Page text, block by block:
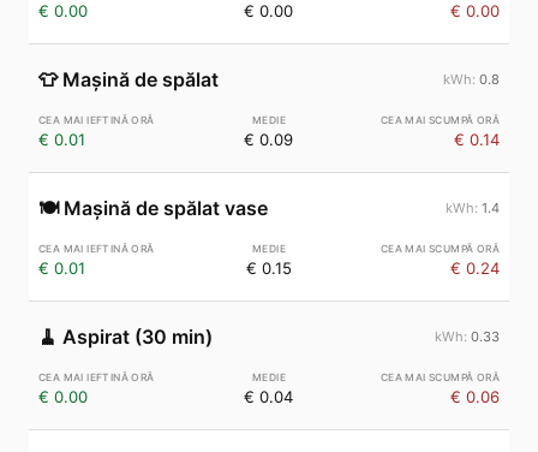
€ 0.00 € 0.00 € 0.00
👕 Mașină de spălat 0.8
€ 0.01 € 0.09 € 0.14
🍽️ Mașină de spălat vase 1.4
€ 0.01 € 0.15 € 0.24
🧹 Aspirat (30 min) 0.33
€ 0.00 € 0.04 € 0.06